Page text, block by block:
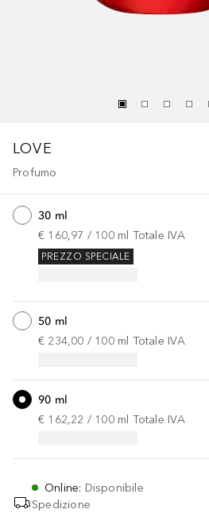
LOVE
Profumo
30 ml
€ 160,97 / 100 ml Totale IVA
PREZZO SPECIALE
50 ml
€ 234,00 / 100 ml Totale IVA
90 ml
€ 162,22 / 100 ml Totale IVA
Online: Disponibile
Spedizione